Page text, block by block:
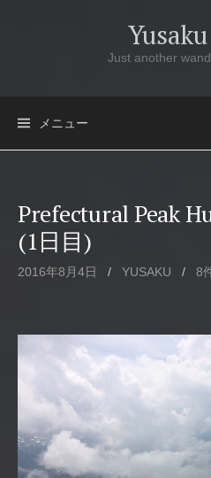
Just another
メニュー
Prefectural Peak
(1日目)
2016年8月4日 / YUSAKU / 8